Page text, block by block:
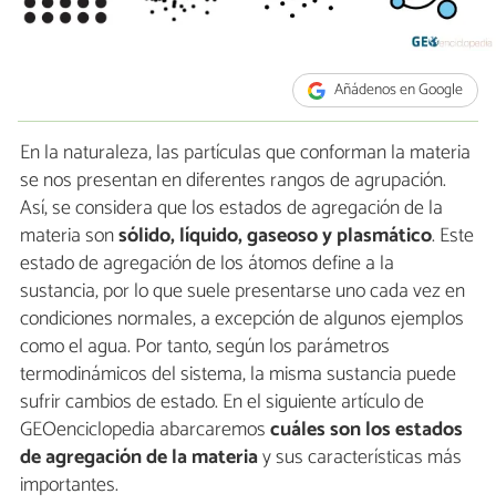
Añádenos en Google
En la naturaleza, las partículas que conforman la materia
se nos presentan en diferentes rangos de agrupación.
Así, se considera que los estados de agregación de la
materia sonsólido, líquido, gaseoso y plasmático. Este
estado de agregación de los átomos define a la
sustancia, por lo que suele presentarse uno cada vez en
condiciones normales, a excepción de algunos ejemplos
como el agua. Por tanto, según los parámetros
termodinámicos del sistema, la misma sustancia puede
sufrir cambios de estado. En el siguiente artículo de
GEOenciclopedia abarcaremoscuáles son los estados
de agregación de la materiay sus características más
importantes.